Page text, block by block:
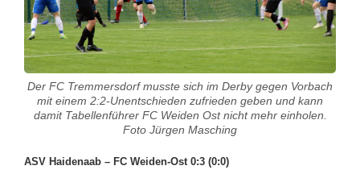
s
l
i
g
Der FC Tremmersdorf musste sich im Derby gegen Vorbach
mit einem 2:2-Unentschieden zufrieden geben und kann
damit Tabellenführer FC Weiden Ost nicht mehr einholen.
Foto Jürgen Masching
ASV Haidenaab – FC Weiden-Ost 0:3 (0:0)